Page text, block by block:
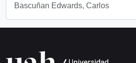
Bascuñan Edwards, Carlos